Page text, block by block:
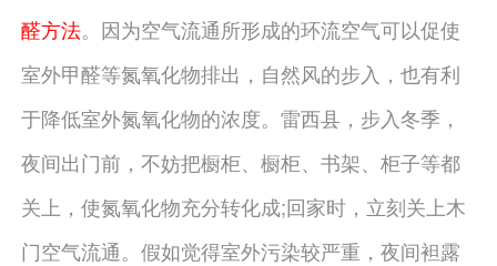
醛方法。因为空气流通所形成的环流空气可以促使
室外甲醛等氮氧化物排出，自然风的步入，也有利
于降低室外氮氧化物的浓度。雷西县，步入冬季，
夜间出门前，不妨把橱柜、橱柜、书架、柜子等都
关上，使氮氧化物充分转化成;回家时，立刻关上木
门空气流通。假如觉得室外污染较严重，夜间袒露